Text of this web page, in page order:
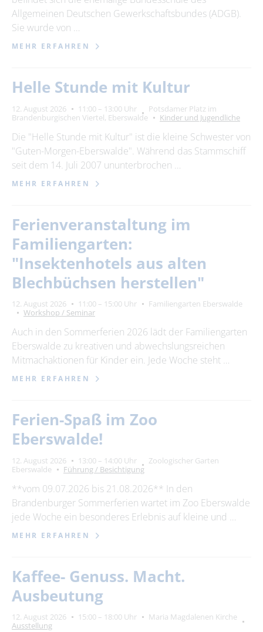
Allgemeinen Deutschen Gewerkschaftsbundes (ADGB).
Sie wurde von …
MEHR ERFAHREN
Helle Stunde mit Kultur
12. August 2026 11:00 – 13:00 Uhr
Potsdamer Platz im
Brandenburgischen Viertel, Eberswalde
Kinder und Jugendliche
Die "Helle Stunde mit Kultur" ist die kleine Schwester von
"Guten-Morgen-Eberswalde". Während das Stammschiff
seit dem 14. Juli 2007 ununterbrochen …
MEHR ERFAHREN
Ferienveranstaltung im
Familiengarten:
"Insektenhotels aus alten
Blechbüchsen herstellen"
12. August 2026 11:00 – 15:00 Uhr
Familiengarten Eberswalde
Workshop / Seminar
Auch in den Sommerferien 2026 lädt der Familiengarten
Eberswalde zu kreativen und abwechslungsreichen
Mitmachaktionen für Kinder ein. Jede Woche steht …
MEHR ERFAHREN
Ferien-Spaß im Zoo
Eberswalde!
12. August 2026 13:00 – 14:00 Uhr
Zoologischer Garten
Eberswalde
Führung / Besichtigung
**vom 09.07.2026 bis 21.08.2026** In den
Brandenburger Sommerferien wartet im Zoo Eberswalde
jede Woche ein besonderes Erlebnis auf kleine und …
MEHR ERFAHREN
Kaffee- Genuss. Macht.
Ausbeutung
12. August 2026 15:00 – 18:00 Uhr
Maria Magdalenen Kirche
Ausstellung